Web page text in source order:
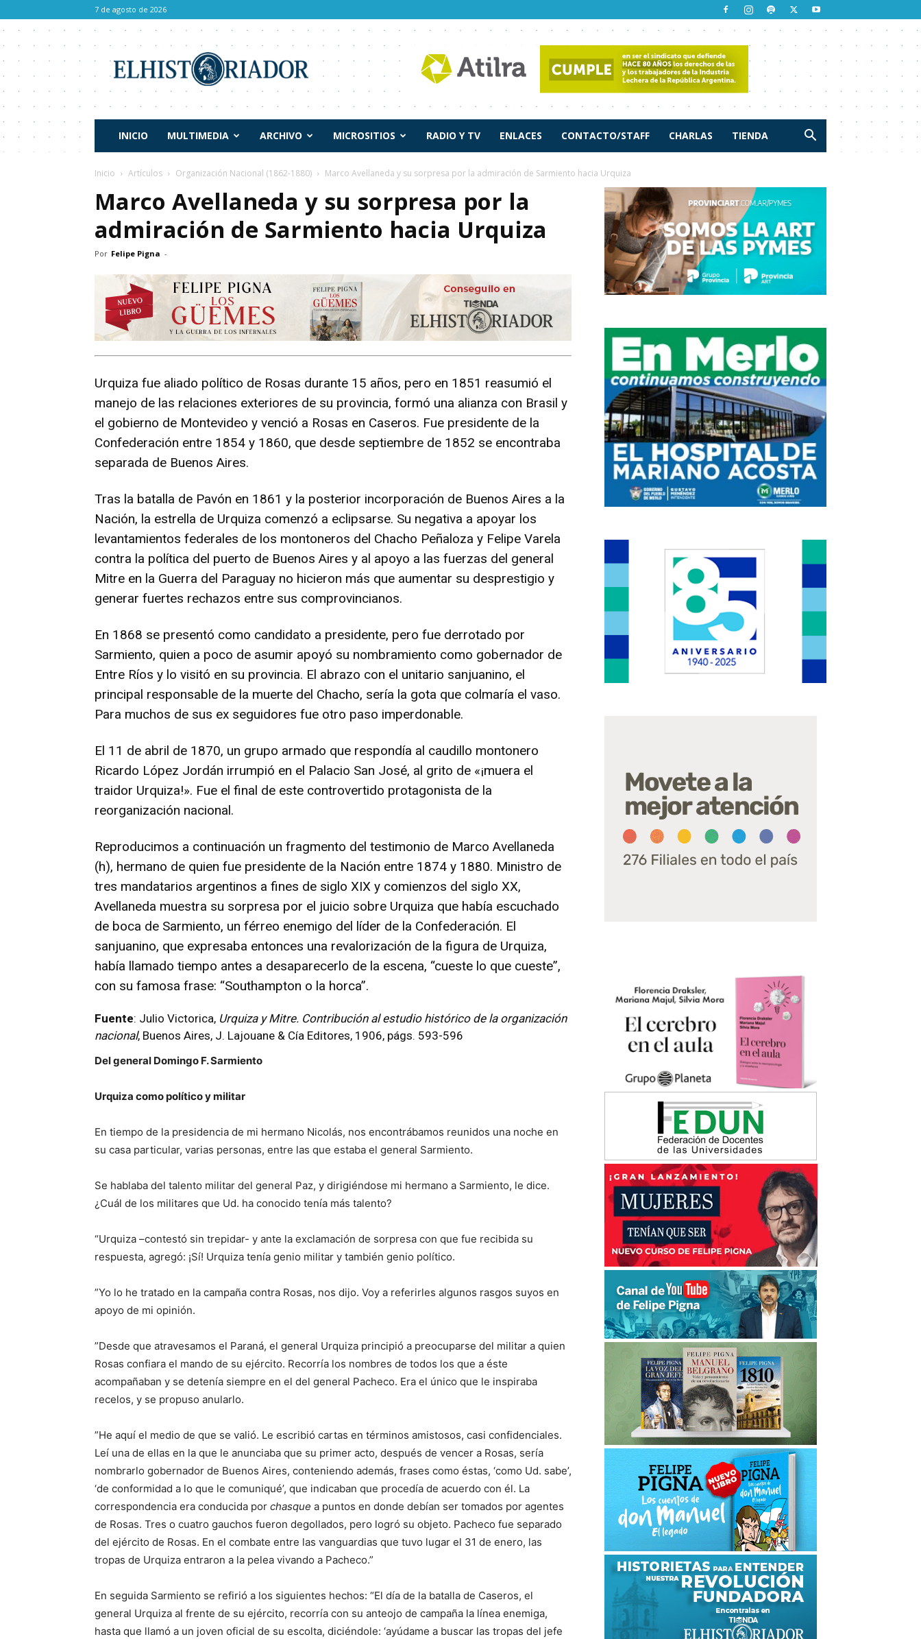
7 de agosto de 2026
Historiador
INICIO MULTIMEDIA ARCHIVO MICROSITIOS RADIO Y TV ENLACES CONTACTO/STAFF CHARLAS TIENDA
Inicio Artículos Organización Nacional (1862-1880) Marco Avellaneda y su sorpresa por la admiración de Sarmiento hacia Urquiza
Marco Avellaneda y su sorpresa por la
admiración de Sarmiento hacia Urquiza
Por Felipe Pigna -
Urquiza fue aliado político de Rosas durante 15 años, pero en 1851 reasumió el
manejo de las relaciones exteriores de su provincia, formó una alianza con Brasil y
el gobierno de Montevideo y venció a Rosas en Caseros. Fue presidente de la
Confederación entre 1854 y 1860, que desde septiembre de 1852 se encontraba
separada de Buenos Aires.
Tras la batalla de Pavón en 1861 y la posterior incorporación de Buenos Aires a la
Nación, la estrella de Urquiza comenzó a eclipsarse. Su negativa a apoyar los
levantamientos federales de los montoneros del Chacho Peñaloza y Felipe Varela
contra la política del puerto de Buenos Aires y al apoyo a las fuerzas del general
Mitre en la Guerra del Paraguay no hicieron más que aumentar su desprestigio y
generar fuertes rechazos entre sus comprovincianos.
En 1868 se presentó como candidato a presidente, pero fue derrotado por
Sarmiento, quien a poco de asumir apoyó su nombramiento como gobernador de
Entre Ríos y lo visitó en su provincia. El abrazo con el unitario sanjuanino, el
principal responsable de la muerte del Chacho, sería la gota que colmaría el vaso.
Para muchos de sus ex seguidores fue otro paso imperdonable.
El 11 de abril de 1870, un grupo armado que respondía al caudillo montonero
Ricardo López Jordán irrumpió en el Palacio San José, al grito de «¡muera el
traidor Urquiza!». Fue el final de este controvertido protagonista de la
reorganización nacional.
Reproducimos a continuación un fragmento del testimonio de Marco Avellaneda
(h), hermano de quien fue presidente de la Nación entre 1874 y 1880. Ministro de
tres mandatarios argentinos a fines de siglo XIX y comienzos del siglo XX,
Avellaneda muestra su sorpresa por el juicio sobre Urquiza que había escuchado
de boca de Sarmiento, un férreo enemigo del líder de la Confederación. El
sanjuanino, que expresaba entonces una revalorización de la figura de Urquiza,
había llamado tiempo antes a desaparecerlo de la escena, “cueste lo que cueste”,
con su famosa frase: “Southampton o la horca”.
Fuente: Julio Victorica, Urquiza y Mitre. Contribución al estudio histórico de la organización
nacional, Buenos Aires, J. Lajouane & Cía Editores, 1906, págs. 593-596
Del general Domingo F. Sarmiento
Urquiza como político y militar
En tiempo de la presidencia de mi hermano Nicolás, nos encontrábamos reunidos una noche en
su casa particular, varias personas, entre las que estaba el general Sarmiento.
Se hablaba del talento militar del general Paz, y dirigiéndose mi hermano a Sarmiento, le dice.
¿Cuál de los militares que Ud. ha conocido tenía más talento?
“Urquiza –contestó sin trepidar- y ante la exclamación de sorpresa con que fue recibida su
respuesta, agregó: ¡Sí! Urquiza tenía genio militar y también genio político.
”Yo lo he tratado en la campaña contra Rosas, nos dijo. Voy a referirles algunos rasgos suyos en
apoyo de mi opinión.
”Desde que atravesamos el Paraná, el general Urquiza principió a preocuparse del militar a quien
Rosas confiara el mando de su ejército. Recorría los nombres de todos los que a éste
acompañaban y se detenía siempre en el del general Pacheco. Era el único que le inspiraba
recelos, y se propuso anularlo.
”He aquí el medio de que se valió. Le escribió cartas en términos amistosos, casi confidenciales.
Leí una de ellas en la que le anunciaba que su primer acto, después de vencer a Rosas, sería
nombrarlo gobernador de Buenos Aires, conteniendo además, frases como éstas, ‘como Ud. sabe’,
‘de conformidad a lo que le comuniqué’, que indicaban que procedía de acuerdo con él. La
correspondencia era conducida por chasque a puntos en donde debían ser tomados por agentes
de Rosas. Tres o cuatro gauchos fueron degollados, pero logró su objeto. Pacheco fue separado
del ejército de Rosas. En el combate entre las vanguardias que tuvo lugar el 31 de enero, las
tropas de Urquiza entraron a la pelea vivando a Pacheco.”
En seguida Sarmiento se refirió a los siguientes hechos: “El día de la batalla de Caseros, el
general Urquiza al frente de su ejército, recorría con su anteojo de campaña la línea enemiga,
hasta que llamó a un joven oficial de su escolta, diciéndole: ‘ayúdame a buscar las tropas del jefe